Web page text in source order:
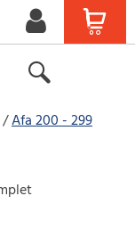
Afa 200 - 299